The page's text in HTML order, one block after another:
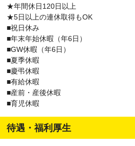
★年間休日120日以上
★5日以上の連休取得もOK
■祝日休み
■年末年始休暇（年6日）
■GW休暇（年6日）
■夏季休暇
■慶弔休暇
■有給休暇
■産前・産後休暇
■育児休暇
待遇・福利厚生